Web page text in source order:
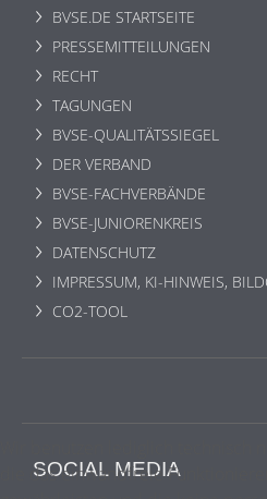
BVSE.DE STARTSEITE
PRESSEMITTEILUNGEN
RECHT
TAGUNGEN
BVSE-QUALITÄTSSIEGEL
DER VERBAND
BVSE-FACHVERBÄNDE
BVSE-JUNIORENKREIS
DATENSCHUTZ
IMPRESSUM, KI-HINWEIS,
CO2-TOOL
SOCIAL MEDIA
die das einwandfreie